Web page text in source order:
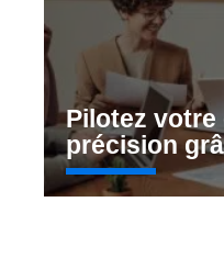
Pilotez votre
précision